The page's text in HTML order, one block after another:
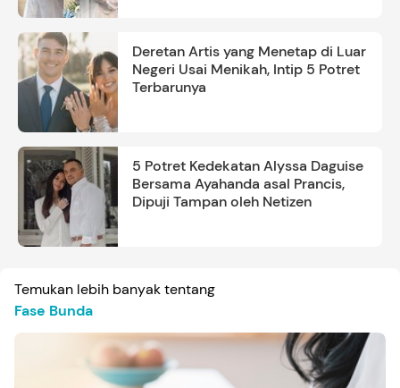
Deretan Artis yang Menetap di Luar
Negeri Usai Menikah, Intip 5 Potret
Terbarunya
5 Potret Kedekatan Alyssa Daguise
Bersama Ayahanda asal Prancis,
Dipuji Tampan oleh Netizen
Temukan lebih banyak tentang
Fase Bunda